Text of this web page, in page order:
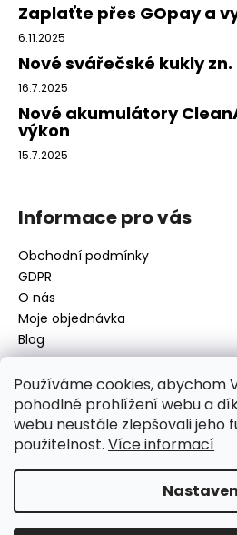
Používáme cookies, abychom
pohodlné prohlížení webu a
webu neustále zlepšovali jeho
použitelnost. Více informací
Zaplaťte přes GOpay a
6.11.2025
Nové svářečské kukly zn.
16.7.2025
Nové akumulátory
výkon
15.7.2025
Informace pro vás
Obchodní podmínky
GDPR
O nás
Moje objednávka
Blog
Kontakt
disamsafety@disamsafety.cz
596 624 947
Sledujte nás na Facebooku